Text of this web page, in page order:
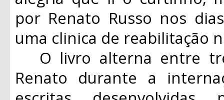
por Renato Russo nos
uma clinica de reabilitação
O livro alterna entre
Renato durante a